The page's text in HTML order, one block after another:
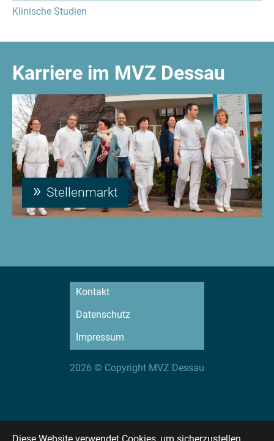
Klinische Studien
Karriere im MVZ Dessau
Stellenmarkt
Kontakt
Datenschutz
Impressum
2026 © Copyright MVZ Dessau